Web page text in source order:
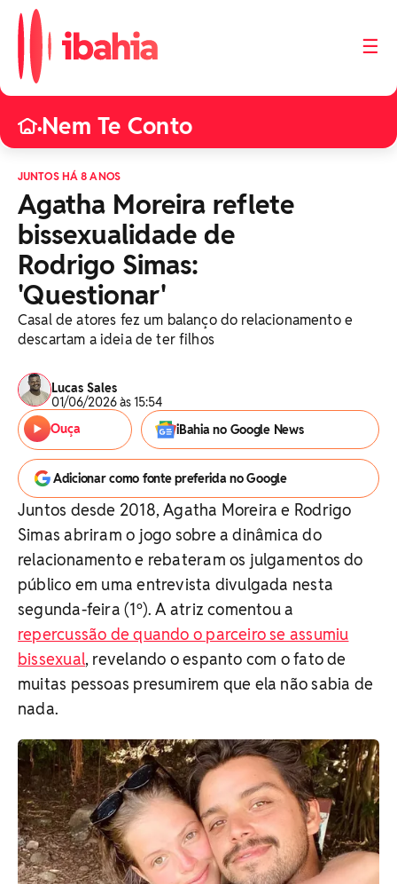
☰
•Nem Te Conto
JUNTOS HÁ 8 ANOS
Agatha Moreira reflete
bissexualidade de
Rodrigo Simas:
'Questionar'
Casal de atores fez um balanço do relacionamento e
descartam a ideia de ter filhos
Lucas Sales
01/06/2026 às 15:54
Ouça
iBahia no Google News
Adicionar como fonte preferida no Google
Juntos desde 2018, Agatha Moreira e Rodrigo
Simas abriram o jogo sobre a dinâmica do
relacionamento e rebateram os julgamentos do
público em uma entrevista divulgada nesta
segunda-feira (1º). A atriz comentou a
repercussão de quando o parceiro se assumiu
bissexual, revelando o espanto com o fato de
muitas pessoas presumirem que ela não sabia de
nada.